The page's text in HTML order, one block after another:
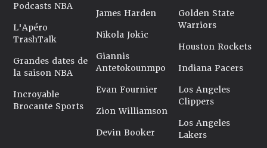
Podcasts NBA
L'Apéro
TrashTalk
Grandes dates de
la saison NBA
Incroyable
Brocante Sports
James Harden
Nikola Jokic
Giannis
Antetokounmpo
Evan Fournier
Zion Williamson
Devin Booker
Golden State
Warriors
Houston Rockets
Indiana Pacers
Los Angeles
Clippers
Los Angeles
Lakers